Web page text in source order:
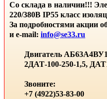
Со склада в наличии!!!
220/380В IP55 класс
За подробностями акции
и e-mail: info@se33.ru
Двигатель
2ДАТ-100-250-1,5,
Звоните:
+7 (4922)53-83-00